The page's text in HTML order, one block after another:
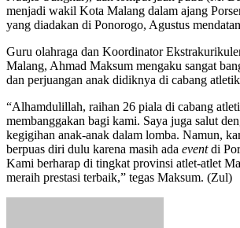
menjadi wakil Kota Malang dalam ajang
yang diadakan di Ponorogo, Agustus
Guru olahraga dan Koordinator
Malang, Ahmad Maksum mengaku sangat
dan perjuangan anak didiknya di cabang
“Alhamdulillah, raihan 26 piala di cabang
membanggakan bagi kami. Saya juga salut
kegigihan anak-anak dalam lomba. Namun,
berpuas diri dulu karena masih ada eventdi
Kami berharap di tingkat provinsi atlet-atlet
meraih prestasi terbaik,” tegas Maksum. (Zul)